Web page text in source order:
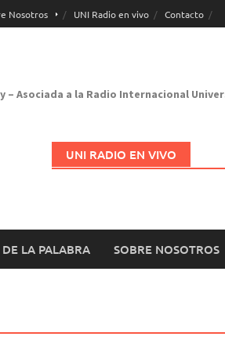
Nosotros UNI Radio en vivo Contacto
– Asociada a la Radio Internacional
UNI RADIO EN VIVO
LA PALABRA SOBRE NOSOTROS